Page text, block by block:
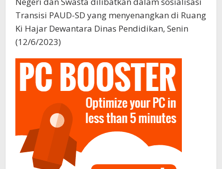
Transisi PAUD-SD yang menyenangkan di Ruang
Ki Hajar Dewantara Dinas Pendidikan, Senin
(12/6/2023)